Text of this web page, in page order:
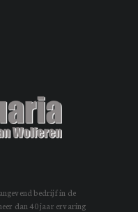
bedrijf in de
dan 40 jaar ervaring